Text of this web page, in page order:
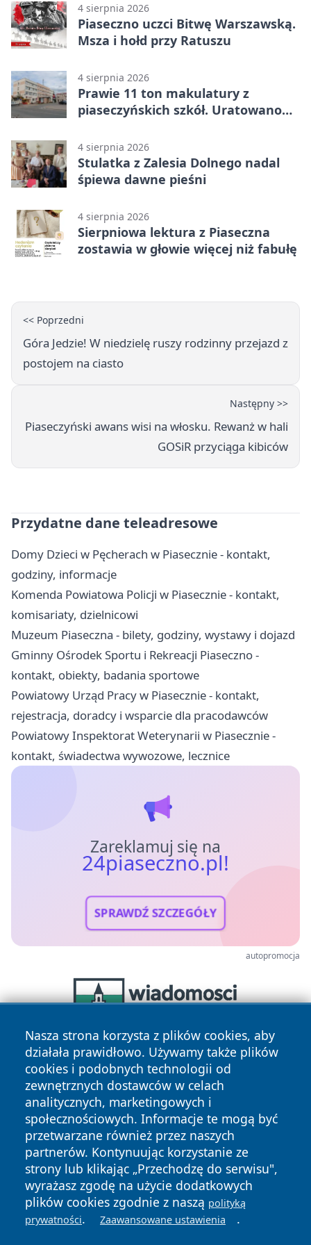
4 sierpnia 2026
Piaseczno uczci Bitwę Warszawską.
Msza i hołd przy Ratuszu
4 sierpnia 2026
Prawie 11 ton makulatury z
piaseczyńskich szkół. Uratowano
4 sierpnia 2026
Stulatka z Zalesia Dolnego nadal
śpiewa dawne pieśni
4 sierpnia 2026
Sierpniowa lektura z Piaseczna
zostawia w głowie więcej niż fabułę
<< Poprzedni
Góra Jedzie! W niedzielę ruszy rodzinny przejazd z
postojem na ciasto
Następny >>
Piaseczyński awans wisi na włosku. Rewanż w hali
GOSiR przyciąga kibiców
Przydatne dane teleadresowe
Domy Dzieci w Pęcherach w Piasecznie - kontakt,
godziny, informacje
Komenda Powiatowa Policji w Piasecznie - kontakt,
komisariaty, dzielnicowi
Muzeum Piaseczna - bilety, godziny, wystawy i dojazd
Gminny Ośrodek Sportu i Rekreacji Piaseczno -
kontakt, obiekty, badania sportowe
Powiatowy Urząd Pracy w Piasecznie - kontakt,
rejestracja, doradcy i wsparcie dla pracodawców
Powiatowy Inspektorat Weterynarii w Piasecznie -
kontakt, świadectwa wywozowe, lecznice
Zareklamuj się na
24piaseczno.pl!
SPRAWDŹ SZCZEGÓŁY
autopromocja
Nasza strona korzysta z plików cookies, aby
działała prawidłowo. Używamy także plików
cookies i podobnych technologii od
zewnętrznych dostawców w celach
analitycznych, marketingowych i
społecznościowych. Informacje te mogą być
przetwarzane również przez naszych
partnerów. Kontynuując korzystanie ze
strony lub klikając „Przechodzę do serwisu",
wyrażasz zgodę na użycie dodatkowych
plików cookies zgodnie z naszą polityką
prywatności. Zaawansowane ustawienia .
Copyright © 2026 24piaseczno.pl Wszystkie prawa
zastrzeżone.
News Autorzy
Polityka
Prywatności
Polityka
Cookies